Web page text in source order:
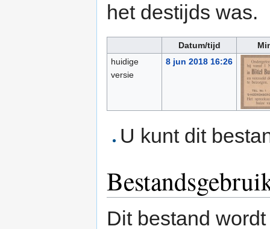
het destijds was.
Datum/tijd
huidige
versie
8 jun 2018 16:26
U kunt dit
Dit bestand